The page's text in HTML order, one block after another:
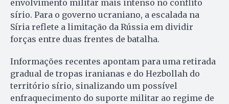
envolvimento militar mais intenso no conflito
sírio. Para o governo ucraniano, a escalada na
Síria reflete a limitação da Rússia em dividir
forças entre duas frentes de batalha.
Informações recentes apontam para uma retirada
gradual de tropas iranianas e do Hezbollah do
território sírio, sinalizando um possível
enfraquecimento do suporte militar ao regime de